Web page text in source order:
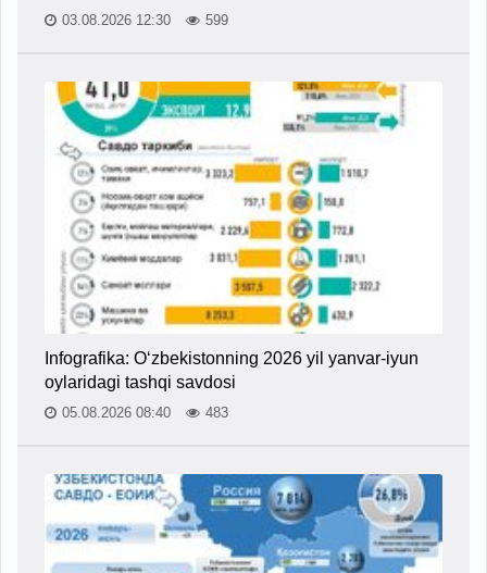
03.08.2026 12:30 599
Infografika: O‘zbekistonning 2026 yil yanvar-iyun
oylaridagi tashqi savdosi
05.08.2026 08:40 483